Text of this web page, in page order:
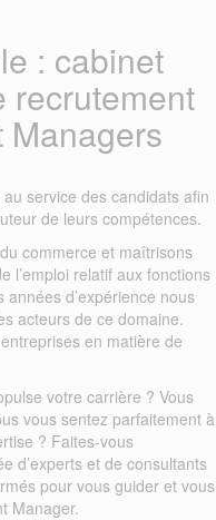
: cabinet
recrutement
Managers
service des candidats afin
de leurs compétences.
commerce et maîtrisons
l’emploi relatif aux fonctions
d’expérience nous
acteurs de ce domaine.
en matière de
votre carrière ? Vous
vous sentez parfaitement à
? Faites-vous
d’experts et de consultants
pour vous guider et vous
Manager.